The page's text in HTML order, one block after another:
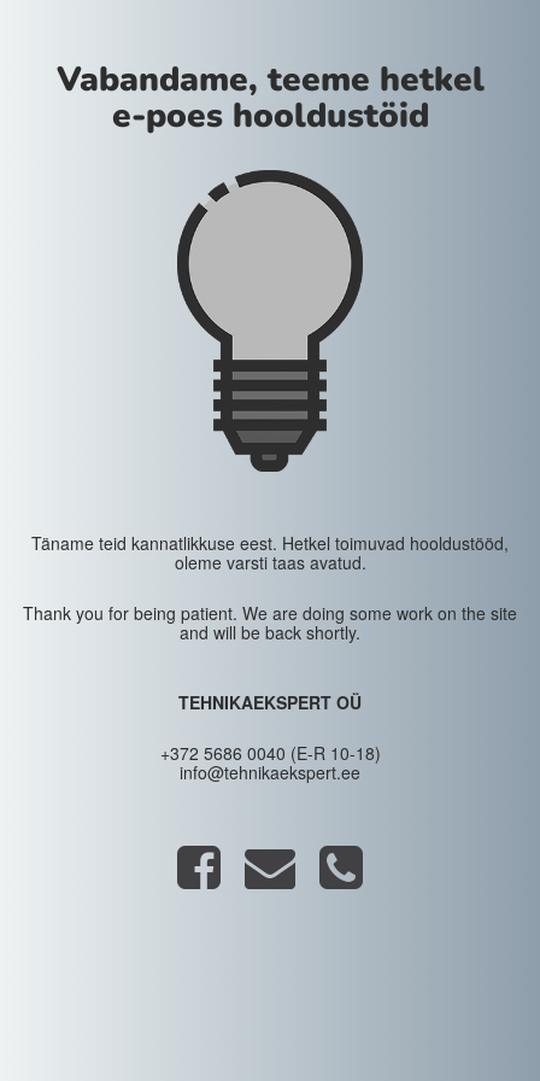
Vabandame, teeme hetkel
e-poes hooldustöid
Täname teid kannatlikkuse eest. Hetkel toimuvad hooldustööd,
oleme varsti taas avatud.
Thank you for being patient. We are doing some work on the site
and will be back shortly.
TEHNIKAEKSPERT OÜ
+372 5686 0040 (E-R 10-18)
info@tehnikaekspert.ee